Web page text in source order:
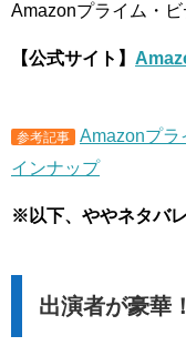
Amazonプライム・ビ
【公式サイト】
参考記事
Amazonプラ
インナップ
※以下、ややネタバ
出演者が豪華